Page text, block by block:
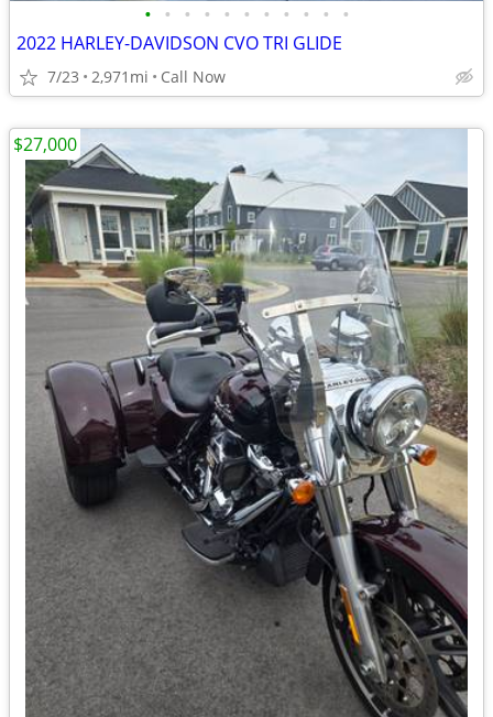
• • • • • • • • • • •
2022 HARLEY-DAVIDSON CVO TRI GLIDE
7/23 2,971mi Call Now
$27,000